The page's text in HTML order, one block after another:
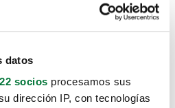
datos
socios procesamos sus
dirección IP, con tecnologías